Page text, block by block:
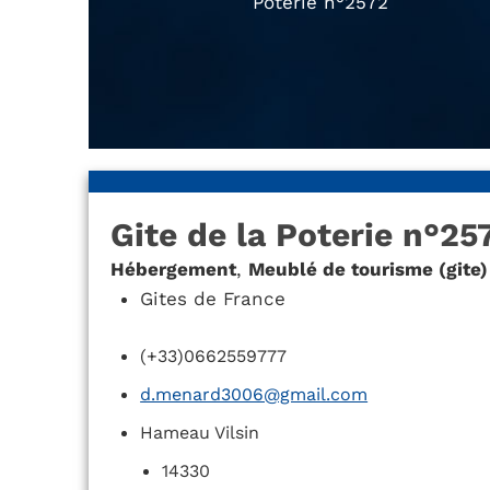
Gite de la Poterie
Hébergement, Meublé de tourisme (gite)
Gites de France
(+33)0662559777
d.menard3006@gmail.com
Hameau Vilsin
14330